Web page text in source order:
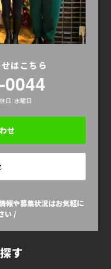
はこちら
日: 水曜日
せ
報や募集状況はお気軽に
い /
す